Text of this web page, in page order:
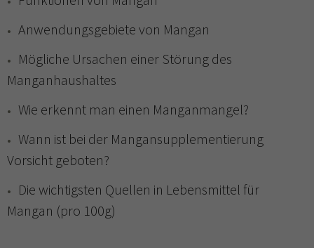
Anwendungsgebiete von Mangan
Mögliche Ursachen einer Störung des
Manganhaushaltes
Wie erkennt man einen Manganmangel?
Wann ist bei der Mangansupplementierung
Vorsicht geboten?
Die wichtigsten Quellen in Lebensmittel für
Mangan (pro 100g)